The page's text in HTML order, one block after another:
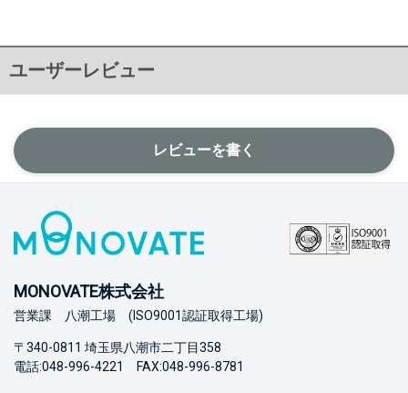
ユーザーレビュー
レビューを書く
MONOVATE株式会社
営業課 八潮工場 (ISO9001認証取得工場)
〒340-0811 埼玉県八潮市二丁目358
電話:048-996-4221 FAX:048-996-8781